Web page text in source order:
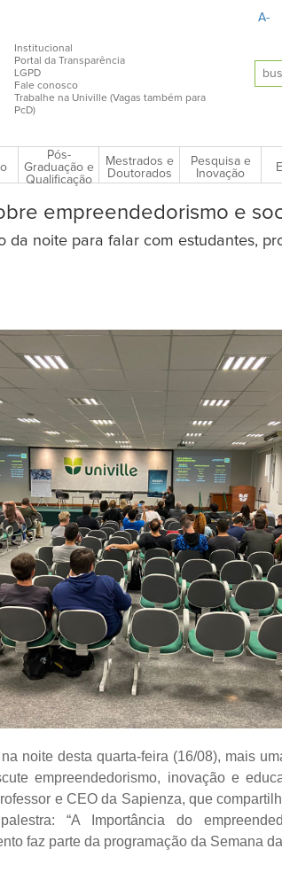
A-
Institucional
Portal da Transparência
LGPD
Fale conosco
Trabalhe na Univille (Vagas também para
PcD)
Pós-
Graduação e
Qualificação
Mestrados e
Doutorados
Pesquisa e
Inovação
empreendedorismo e
da noite para falar com estudantes,
noite desta quarta-feira (16/08), mais
empreendedorismo, inovação e
e CEO da Sapienza, que
“A Importância do
faz parte da programação da Semana